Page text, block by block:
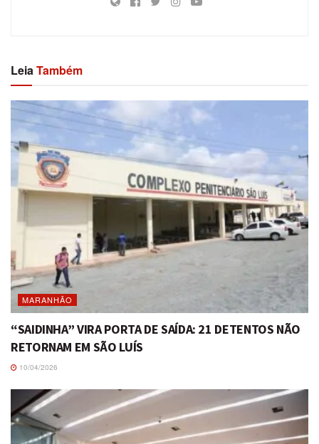
LeiaTambém
MARANHÃO
“SAIDINHA” VIRA PORTA DE SAÍDA: 21 DETENTOS NÃO
RETORNAM EM SÃO LUÍS
10/04/2026